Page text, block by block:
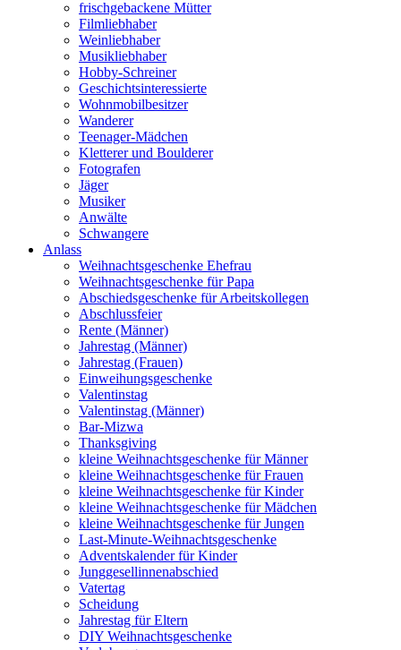
frischgebackene Mütter
Filmliebhaber
Weinliebhaber
Musikliebhaber
Hobby-Schreiner
Geschichtsinteressierte
Wohnmobilbesitzer
Wanderer
Teenager-Mädchen
Kletterer und Boulderer
Fotografen
Jäger
Musiker
Anwälte
Schwangere
Anlass
Weihnachtsgeschenke Ehefrau
Weihnachtsgeschenke für Papa
Abschiedsgeschenke für Arbeitskollegen
Abschlussfeier
Rente (Männer)
Jahrestag (Männer)
Jahrestag (Frauen)
Einweihungsgeschenke
Valentinstag
Valentinstag (Männer)
Bar-Mizwa
Thanksgiving
kleine Weihnachtsgeschenke für Männer
kleine Weihnachtsgeschenke für Frauen
kleine Weihnachtsgeschenke für Kinder
kleine Weihnachtsgeschenke für Mädchen
kleine Weihnachtsgeschenke für Jungen
Last-Minute-Weihnachtsgeschenke
Adventskalender für Kinder
Junggesellinnenabschied
Vatertag
Scheidung
Jahrestag für Eltern
DIY Weihnachtsgeschenke